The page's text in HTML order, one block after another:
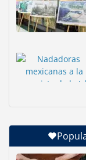
Con jornada
for Animals